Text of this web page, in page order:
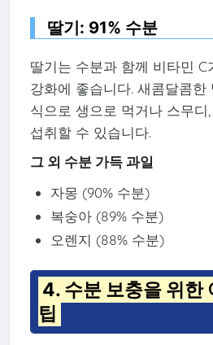
딸기: 91% 수분
딸기는 수분과 함께 비타민 C
강화에 좋습니다. 새콤달콤한
식으로 생으로 먹거나 스무디
섭취할 수 있습니다.
그 외 수분 가득 과일
자몽 (90% 수분)
복숭아 (89% 수분)
오렌지 (88% 수분)
4. 수분 보충을 위한
팁